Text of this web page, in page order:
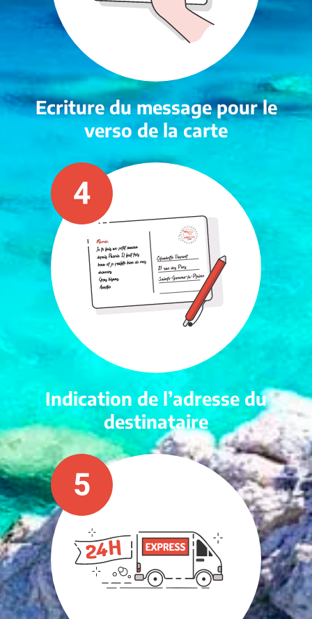
Ecriture du message pour le
verso de la carte
Indication de l’adresse du
destinataire